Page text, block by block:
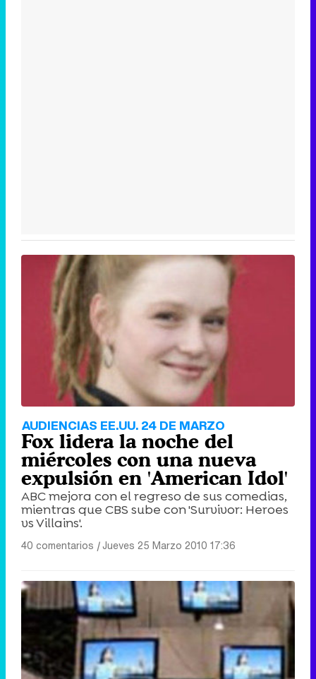
AUDIENCIAS EE.UU. 24 DE MARZO
Fox lidera la noche del
miércoles con una nueva
expulsión en 'American Idol'
ABC mejora con el regreso de sus comedias,
mientras que CBS sube con 'Survivor: Heroes
vs Villains'.
40 comentarios |Jueves 25 Marzo 2010 17:36